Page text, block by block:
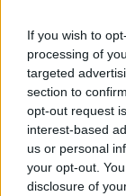
If you wish to
processing of
targeted
section to
opt-out request
interest-based
us or personal
your opt-out.
disclosure of
„Mit szólnál, ha
csinálnánk?”
Én meg a
„Anthony, nem